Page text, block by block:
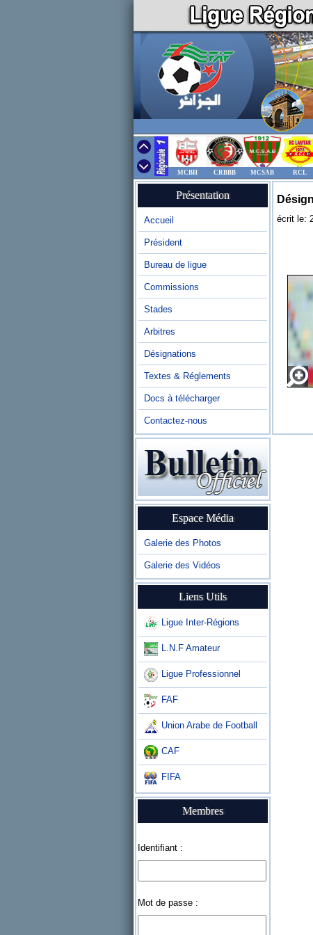
MCBH CRBBB MCSAB RCL
Présentation
Accueil
Président
Bureau de ligue
Commissions
Stades
Arbitres
Désignations
Textes & Réglements
Docs à télécharger
Contactez-nous
Espace Média
Galerie des Photos
Galerie des Vidéos
Liens Utils
Ligue Inter-Régions
L.N.F Amateur
Ligue Professionnel
FAF
Union Arabe de Football
CAF
FIFA
Membres
Identifiant :
Mot de passe :
écrit le: